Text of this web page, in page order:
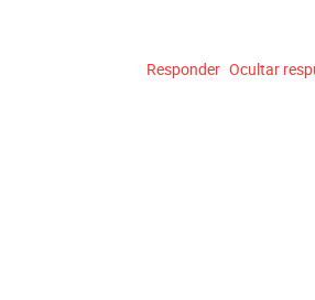
Responder Ocultar